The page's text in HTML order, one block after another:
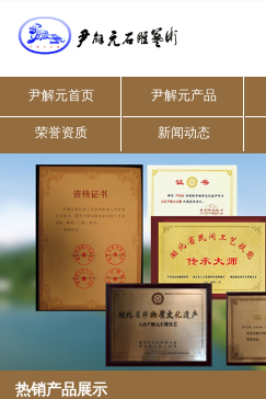
尹解元首页 尹解元产品
荣誉资质 新闻动态
热销产品展示